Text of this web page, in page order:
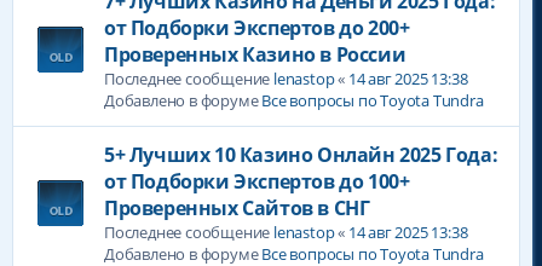
от Подборки Экспертов до 200+
Проверенных Казино в России
Последнее сообщение lenastop« 14 авг 2025 13:38
Добавлено в форумеВсе вопросы по Toyota Tundra
5+ Лучших 10 Казино Онлайн 2025 Года:
от Подборки Экспертов до 100+
Проверенных Сайтов в СНГ
Последнее сообщение lenastop« 14 авг 2025 13:38
Добавлено в форумеВсе вопросы по Toyota Tundra